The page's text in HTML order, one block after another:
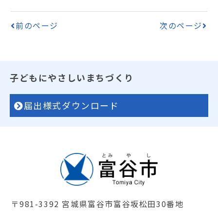
前のページ 次のページ
子どもにやさしいまちづくり
届出様式ダウンロード
〒981-3392 宮城県富谷市富谷坂松田30番地